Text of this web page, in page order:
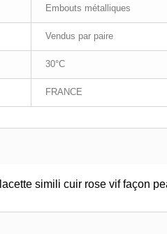
Embouts métalliques
Vendus par paire
30°C
FRANCE
simili cuir rose vif façon